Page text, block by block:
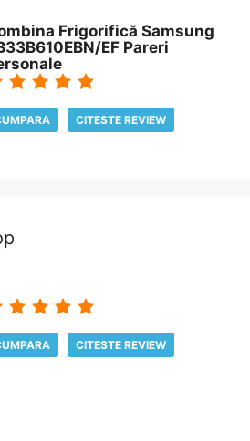
Frigorifică Samsung
EF Pareri
CITESTE REVIEW
CITESTE REVIEW